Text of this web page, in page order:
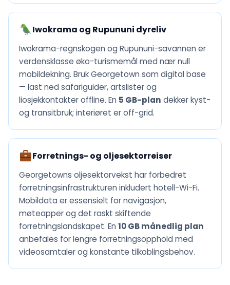
Iwokrama og Rupununi dyreliv
Iwokrama-regnskogen og Rupununi-savannen er
verdensklasse øko-turismemål med nær null
mobildekning. Bruk Georgetown som digital base
— last ned safariguider, artslister og
liosjekkontakter offline. En 5 GB-plan dekker kyst-
og transitbruk; interiøret er off-grid.
Forretnings- og oljesektorreiser
Georgetowns oljesektorvekst har forbedret
forretningsinfrastrukturen inkludert hotell-Wi-Fi.
Mobildata er essensielt for navigasjon,
møteapper og det raskt skiftende
forretningslandskapet. En 10 GB månedlig plan
anbefales for lengre forretningsopphold med
videosamtaler og konstante tilkoblingsbehov.